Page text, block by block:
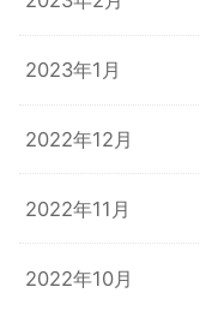
2023年1月
2022年12月
2022年11月
2022年10月